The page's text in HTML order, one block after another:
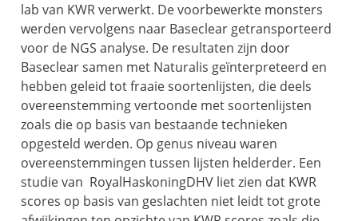
lab van KWR verwerkt. De voorbewerkte monsters
werden vervolgens naar Baseclear getransporteerd
voor de NGS analyse. De resultaten zijn door
Baseclear samen met Naturalis geïnterpreteerd en
hebben geleid tot fraaie soortenlijsten, die deels
overeenstemming vertoonde met soortenlijsten
zoals die op basis van bestaande technieken
opgesteld werden. Op genus niveau waren
overeenstemmingen tussen lijsten helderder. Een
studie van RoyalHaskoningDHV liet zien dat KWR
scores op basis van geslachten niet leidt tot grote